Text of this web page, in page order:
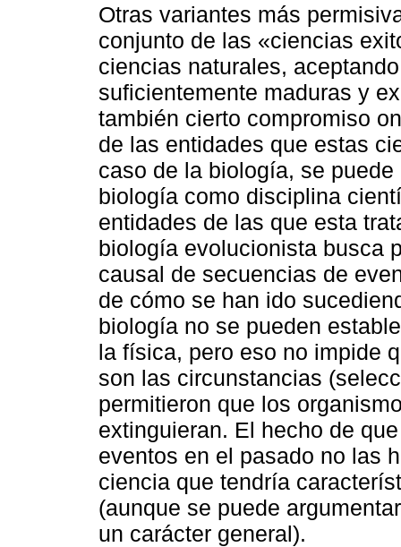
Otras variantes más
conjunto de las «ciencias
ciencias naturales,
suficientemente maduras y
también cierto compromiso
de las entidades que estas
caso de la biología, se
biología como disciplina
entidades de las que esta
biología evolucionista busca
causal de secuencias de
de cómo se han ido
biología no se pueden
la física, pero eso no impide
son las circunstancias
permitieron que los
extinguieran. El hecho de
eventos en el pasado no las
ciencia que tendría
(aunque se puede
un carácter general).